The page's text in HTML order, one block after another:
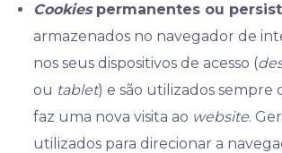
Cookiespermanentes ou
armazenados no navegador de
nos seus dispositivos de acesso (
ou tablet) e são utilizados sempre
faz uma nova visita ao website.
utilizados para direcionar a